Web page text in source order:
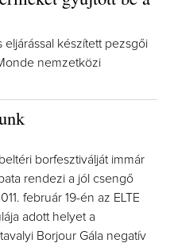
készített pezsgői
nemzetközi
borfesztiválját immár
rendezi a jól csengő
február 19-én az ELTE
adott helyet a
Borjour Gála negatív